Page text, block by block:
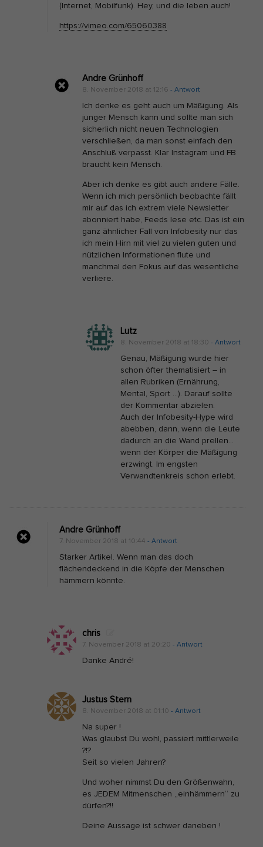
n
(Internet, Mobilfunk). Hey, und die leben auch!
https://vimeo.com/65060388
Andre Grünhoff
8. November 2018 at 12:16 - Antwort
Ich denke es geht auch um Mäßigung. Als
junger Mensch kann und sollte man sich
sicherlich nicht neuen Technologien
verschließen, da man sonst einfach den
Anschluß verpasst. Klar Instagram und FB
braucht kein Mensch.
Aber ich denke es gibt auch andere Fälle.
Wenn ich mich persönlich beobachte fällt
mir auf das ich extrem viele Newsletter
abonniert habe, Feeds lese etc. Das ist ein
ganz ähnlicher Fall von Infobesity nur das
ich mein Hirn mit viel zu vielen guten und
nützlichen Informationen flute und
manchmal den Fokus auf das wesentliche
verliere.
Lutz
8. November 2018 at 18:30 - Antwort
Genau, Mäßigung wurde hier
schon öfter thematisiert – in
allen Rubriken (Ernährung,
Mental, Sport …). Darauf sollte
der Kommentar abzielen.
Auch der Infobesity-Hype wird
abebben, dann, wenn die Leute
dadurch an die Wand prellen…
wenn der Körper die Mäßigung
erzwingt. Im engsten
Verwandtenkreis schon erlebt.
Andre Grünhoff
7. November 2018 at 10:44 - Antwort
Starker Artikel. Wenn man das doch
flächendeckend in die Köpfe der Menschen
hämmern könnte.
chris
7. November 2018 at 20:20 - Antwort
Danke André!
Justus Stern
8. November 2018 at 01:10 - Antwort
Na super !
Was glaubst Du wohl, passiert mittlerweile
?!?
Seit so vielen Jahren?
Und woher nimmst Du den Größenwahn,
es JEDEM Mitmenschen „einhämmern“ zu
dürfen?!!
Deine Aussage ist schwer daneben !